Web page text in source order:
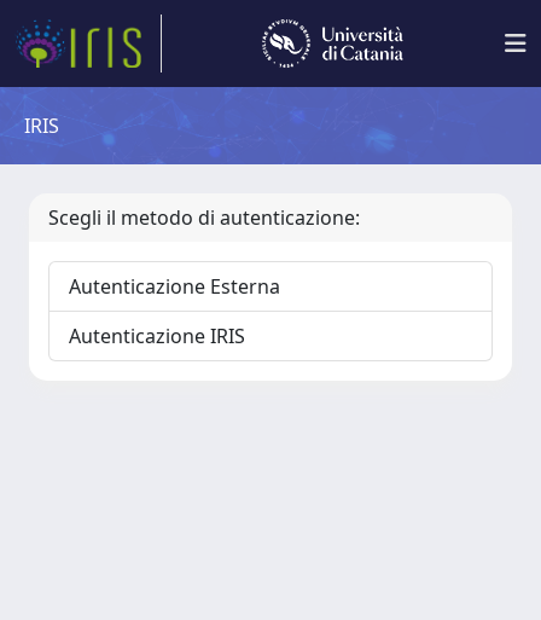
IRIS
Scegli il metodo di autenticazione:
Autenticazione Esterna
Autenticazione IRIS